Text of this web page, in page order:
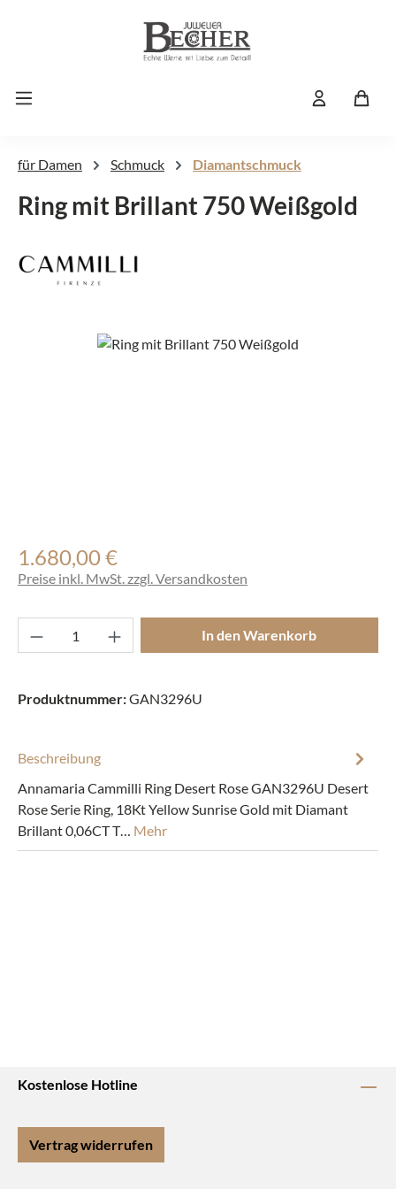
Zum Hauptinhalt springen
für Damen Schmuck Diamantschmuck
Ring mit Brillant 750 Weißgold
Bildergalerie überspringen
Regulärer Preis:
1.680,00 €
Preise inkl. MwSt. zzgl. Versandkosten
Produkt Anzahl: Gib den gewünschten
In den Warenkorb
Produktnummer:GAN3296U
Beschreibung
Annamaria Cammilli Ring Desert Rose GAN3296U Desert
Rose Serie Ring, 18Kt Yellow Sunrise Gold mit Diamant
Brillant 0,06CT T… Mehr
Kostenlose Hotline
Vertrag widerrufen